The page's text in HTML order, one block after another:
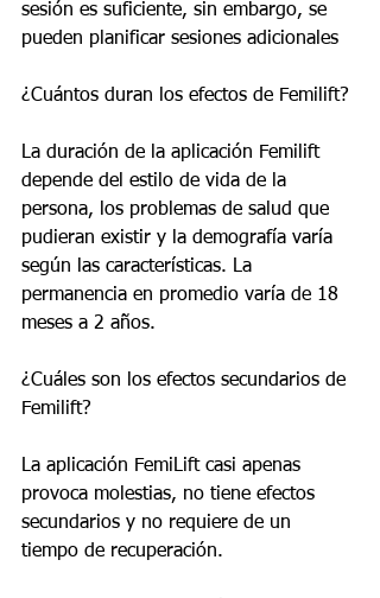
sesión es suficiente, sin embargo, se
pueden planificar sesiones adicionales
¿Cuántos duran los efectos de Femilift?
La duración de la aplicación Femilift
depende del estilo de vida de la
persona, los problemas de salud que
pudieran existir y la demografía varía
según las características. La
permanencia en promedio varía de 18
meses a 2 años.
¿Cuáles son los efectos secundarios de
Femilift?
La aplicación FemiLift casi apenas
provoca molestias, no tiene efectos
secundarios y no requiere de un
tiempo de recuperación.